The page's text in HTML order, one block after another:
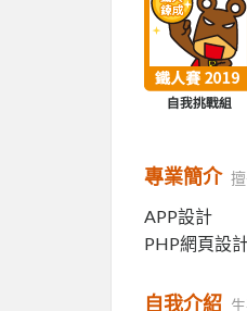
專業簡介
APP設計
PHP網頁設
自我介紹